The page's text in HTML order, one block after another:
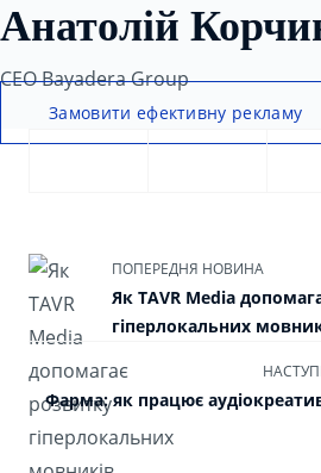
Анатолій
CEO Bayadera Group
Замовити ефективну рекламу
ПОПЕРЕДНЯ НОВИНА
Як TAVR Media
гіперлокальних
Фарма: як працює